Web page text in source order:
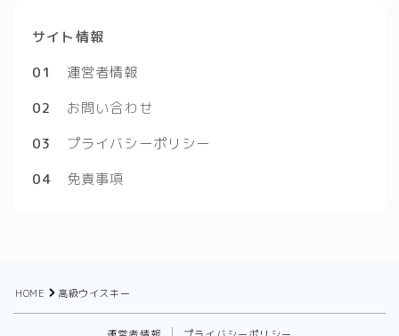
サイト情報
01
運営者情報
02
お問い合わせ
03
プライバシーポリシー
04
免責事項
HOME 高級ウイスキー